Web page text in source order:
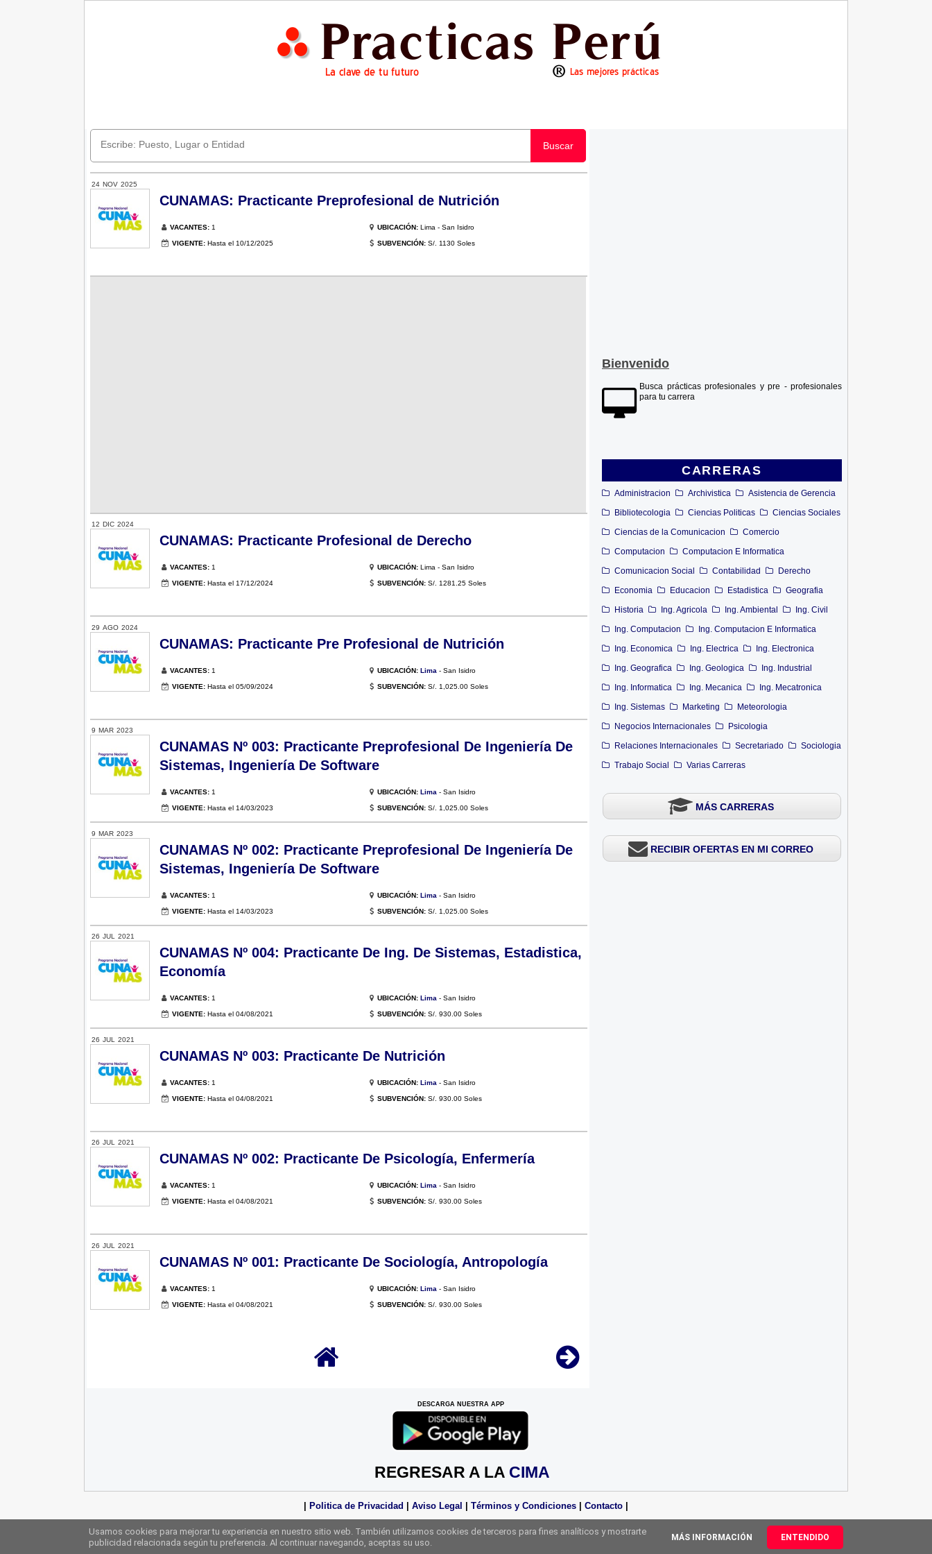
Bienvenido
Busca prácticas profesionales y pre - profesionales
para tu carrera
CARRERAS
Administracion Archivistica
Asistencia de Gerencia
Bibliotecologia
Ciencias Politicas
Ciencias Sociales
Ciencias de la Comunicacion
Comercio
Computacion
Computacion E Informatica
Comunicacion Social
Contabilidad
Derecho
Economia
Educacion Estadistica
Geografia
Historia
Ing. Agricola Ing. Ambiental
Ing. Civil
Ing. Computacion
Ing. Computacion E Informatica
Ing. Economica
Ing. Electrica
Ing. Electronica
Ing. Geografica
Ing. Geologica
Ing. Industrial
Ing. Informatica
Ing. Mecanica
Ing. Mecatronica
Ing. Sistemas
Marketing
Meteorologia
Negocios Internacionales
Psicologia
Relaciones Internacionales
Secretariado
Sociologia
Trabajo Social
Varias Carreras
MÁS CARRERAS
RECIBIR OFERTAS EN MI CORREO
Buscar
24 NOV 2025
CUNAMAS: Practicante Preprofesional de Nutrición
VACANTES: 1 UBICACIÓN: Lima - San Isidro
VIGENTE: Hasta el 10/12/2025 SUBVENCIÓN: S/. 1130 Soles
12 DIC 2024
CUNAMAS: Practicante Profesional de Derecho
VACANTES: 1 UBICACIÓN: Lima - San Isidro
VIGENTE: Hasta el 17/12/2024 SUBVENCIÓN: S/. 1281.25 Soles
29 AGO 2024
CUNAMAS: Practicante Pre Profesional de Nutrición
VACANTES: 1 UBICACIÓN: Lima - San Isidro
VIGENTE: Hasta el 05/09/2024 SUBVENCIÓN: S/. 1,025.00 Soles
9 MAR 2023
CUNAMAS Nº 003: Practicante Preprofesional De Ingeniería De
Sistemas, Ingeniería De Software
VACANTES: 1 UBICACIÓN: Lima - San Isidro
VIGENTE: Hasta el 14/03/2023 SUBVENCIÓN: S/. 1,025.00 Soles
9 MAR 2023
CUNAMAS Nº 002: Practicante Preprofesional De Ingeniería De
Sistemas, Ingeniería De Software
VACANTES: 1 UBICACIÓN: Lima - San Isidro
VIGENTE: Hasta el 14/03/2023 SUBVENCIÓN: S/. 1,025.00 Soles
26 JUL 2021
CUNAMAS Nº 004: Practicante De Ing. De Sistemas, Estadistica,
Economía
VACANTES: 1 UBICACIÓN: Lima - San Isidro
VIGENTE: Hasta el 04/08/2021 SUBVENCIÓN: S/. 930.00 Soles
26 JUL 2021
CUNAMAS Nº 003: Practicante De Nutrición
VACANTES: 1 UBICACIÓN: Lima - San Isidro
VIGENTE: Hasta el 04/08/2021 SUBVENCIÓN: S/. 930.00 Soles
26 JUL 2021
CUNAMAS Nº 002: Practicante De Psicología, Enfermería
VACANTES: 1 UBICACIÓN: Lima - San Isidro
VIGENTE: Hasta el 04/08/2021 SUBVENCIÓN: S/. 930.00 Soles
26 JUL 2021
CUNAMAS Nº 001: Practicante De Sociología, Antropología
VACANTES: 1 UBICACIÓN: Lima - San Isidro
VIGENTE: Hasta el 04/08/2021 SUBVENCIÓN: S/. 930.00 Soles
DESCARGA NUESTRA APP
REGRESAR A LA CIMA
Politica de Privacidad Aviso Legal Términos y Condiciones Contacto
Derechos Reservados Practicas Perú 2025
Web Diseñada Por
Usamos cookies para mejorar tu experiencia en nuestro sitio web. También utilizamos cookies de terceros para fines analíticos y mostrarte
publicidad relacionada según tu preferencia. Al continuar navegando, aceptas su uso.
MÁS INFORMACIÓN ENTENDIDO